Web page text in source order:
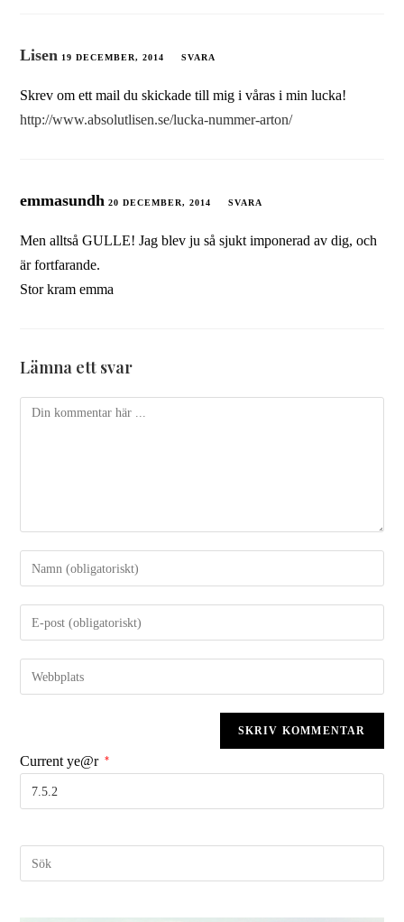
Lisen 19 DECEMBER, 2014 SVARA
Skrev om ett mail du skickade till mig i våras i min lucka!
http://www.absolutlisen.se/lucka-nummer-arton/
emmasundh 20 DECEMBER, 2014 SVARA
Men alltså GULLE! Jag blev ju så sjukt imponerad av dig, och
är fortfarande.
Stor kram emma
Lämna ett svar
Current ye@r *